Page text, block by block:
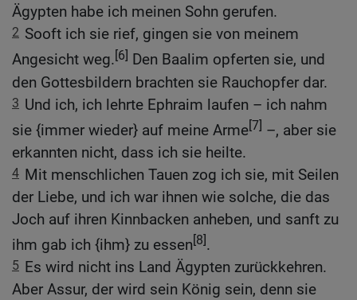
Ägypten habe ich meinen Sohn gerufen.
2 Sooft ich sie rief, gingen sie von meinem
Angesicht weg.[6] Den Baalim opferten sie, und
den Gottesbildern brachten sie Rauchopfer dar.
3 Und ich, ich lehrte Ephraim laufen – ich nahm
sie {immer wieder} auf meine Arme[7] –, aber sie
erkannten nicht, dass ich sie heilte.
4 Mit menschlichen Tauen zog ich sie, mit Seilen
der Liebe, und ich war ihnen wie solche, die das
Joch auf ihren Kinnbacken anheben, und sanft zu
ihm gab ich {ihm} zu essen[8].
5 Es wird nicht ins Land Ägypten zurückkehren.
Aber Assur, der wird sein König sein, denn sie